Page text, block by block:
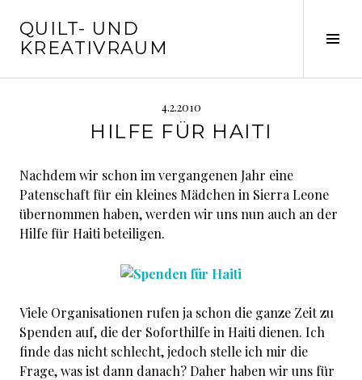
zum
Inhalt
QUILT- UND
KREATIVRAUM
4.2.2010
HILFE FÜR HAITI
Nachdem wir schon im vergangenen Jahr eine
Patenschaft für ein kleines Mädchen in Sierra Leone
übernommen haben, werden wir uns nun auch an der
Hilfe für Haiti beteiligen.
Viele Organisationen rufen ja schon die ganze Zeit zu
Spenden auf, die der Soforthilfe in Haiti dienen. Ich
finde das nicht schlecht, jedoch stelle ich mir die
Frage, was ist dann danach? Daher haben wir uns für